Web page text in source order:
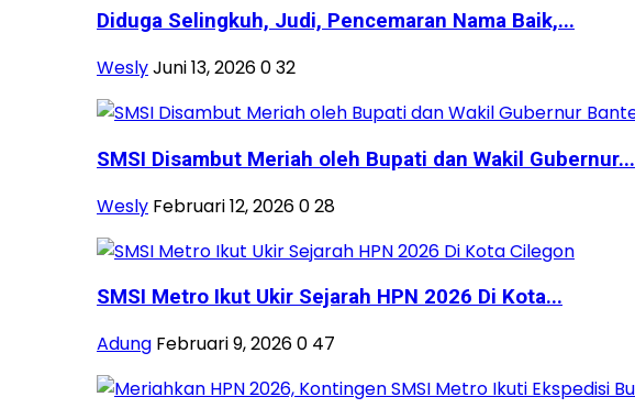
Diduga Selingkuh, Judi, Pencemaran Nama Baik,...
WeslyJuni 13, 2026032
SMSI Disambut Meriah oleh Bupati dan Wakil Gubernur...
Wesly Februari 12, 2026028
SMSI Metro Ikut Ukir Sejarah HPN 2026 Di Kota...
Adung Februari 9, 20260 47